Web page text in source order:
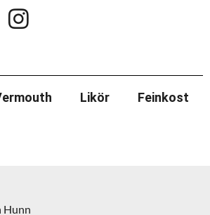
Likör Feinkost
Hunn